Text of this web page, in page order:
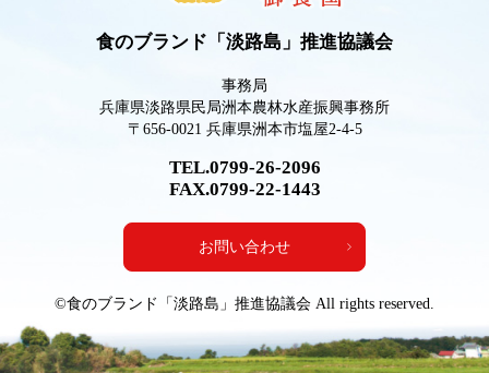
食のブランド「淡路島」推進協議会
事務局
兵庫県淡路県民局洲本農林水産振興事務所
〒656-0021 兵庫県洲本市塩屋2-4-5
TEL.0799-26-2096
FAX.0799-22-1443
お問い合わせ
©食のブランド「淡路島」推進協議会 All rights reserved.